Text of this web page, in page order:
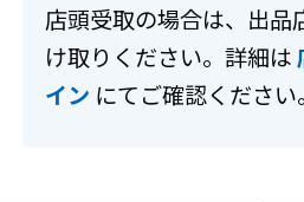
店頭受取の場合は、出品
け取りください。詳細は
イン にてご確認ください。